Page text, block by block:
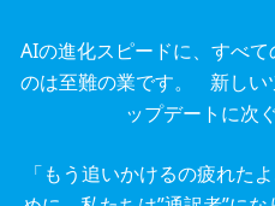
AIの進化スピードに、すべ
のは至難の業です。 新しい
ップデートに次
「もう追いかけるの疲れ